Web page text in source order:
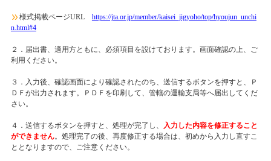
様式掲載ページURL https://jta.or.jp/member/kaisei_jigyoho/top/hyoujun_unchi
n.html#4
２．届出書、適用方ともに、必須項目を設けております。画面確認の上、ご
利用ください。
３．入力後、確認画面により確認されたのち、送信するボタンを押すと、Ｐ
ＤＦが出力されます。ＰＤＦを印刷して、管轄の運輸支局等へ届出してくだ
さい。
４．送信するボタンを押すと、処理が完了し、 入力した内容を修正すること
ができません。処理完了の後、再度修正する場合は、初めから入力し直すこ
ととなりますので、ご注意ください。